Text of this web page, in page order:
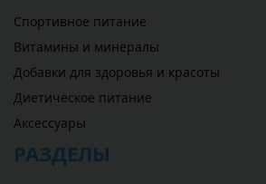
Спортивное питание
Витамины и минералы
Добавки для здоровья и красоты
Диетическое питание
Аксессуары
РАЗДЕЛЫ